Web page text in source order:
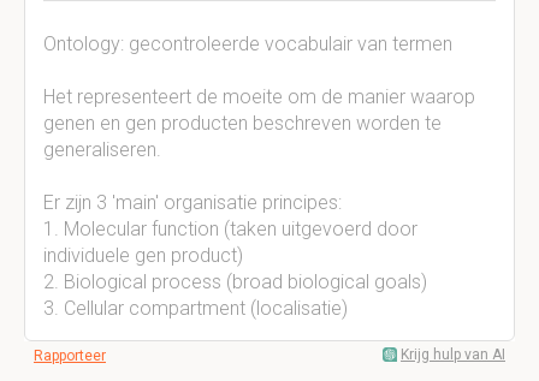
Ontology: gecontroleerde vocabulair van termen
Het representeert de moeite om de manier waarop
genen en gen producten beschreven worden te
generaliseren.
Er zijn 3 'main' organisatie principes:
1. Molecular function (taken uitgevoerd door
individuele gen product)
2. Biological process (broad biological goals)
3. Cellular compartment (localisatie)
Rapporteer Krijg hulp van AI